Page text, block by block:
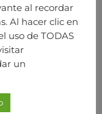
al recordar
Al hacer clic en
uso de TODAS
un